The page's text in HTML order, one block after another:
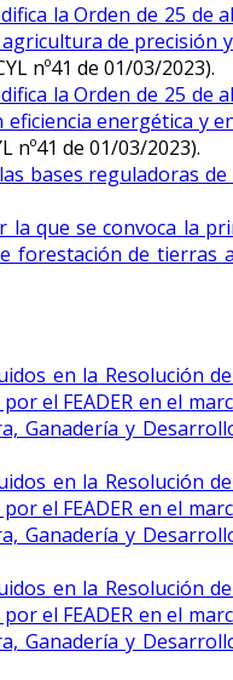
la Orden de 25 de
de precisión
nº41 de 01/03/2023).
la Orden de 25 de
energética y
nº41 de 01/03/2023).
bases reguladoras
la que se convoca la
forestación de tierras
en la Resolución
el FEADER en el
Ganadería y
en la Resolución
el FEADER en el
Ganadería y
en la Resolución
el FEADER en el
Ganadería y